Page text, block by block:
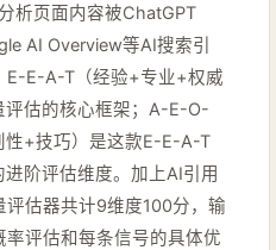
析页面内容被ChatGPT
AI Overview等AI搜索引
E-E-A-T（经验+专业+权威
估的核心框架；A-E-O-
性+技巧）是这款E-E-A-T
阶评估维度。加上AI引用
估器共计9维度100分，输
评估和每条信号的具体优